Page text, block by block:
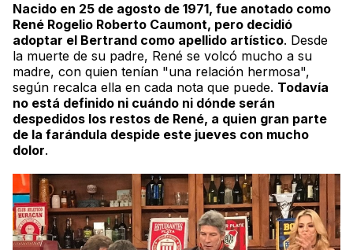
Nacido en 25 de agosto de 1971, fue anotado como
René Rogelio Roberto Caumont, pero decidió
adoptar el Bertrand como apellido artístico. Desde
la muerte de su padre, René se volcó mucho a su
madre, con quien tenían "una relación hermosa",
según recalca ella en cada nota que puede. Todavía
no está definido ni cuándo ni dónde serán
despedidos los restos de René, a quien gran parte
de la farándula despide este jueves con mucho
dolor.